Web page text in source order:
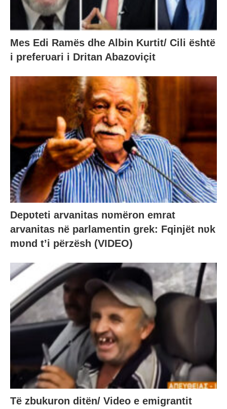
Mes Edi Ramës dhe Albin Kurtit/ Cili është
i preferυari i Dritan Abazoviçit
Depʋteti arvanitas nʋmëron emrat
arvanitas në parlamentin grek: Fqinjët nʋk
mʋnd t’i përzësh (VIDEO)
Të zbukuron ditën/ Video e emigrantit